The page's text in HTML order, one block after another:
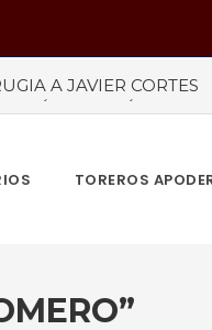
A JAVIER CORTES
ROZÓ EL MILLÓN DE
TOREROS